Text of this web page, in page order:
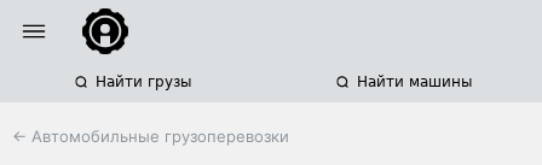
Найти грузы Найти машины
← Автомобильные грузоперевозки